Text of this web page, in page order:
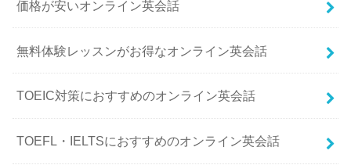
価格が安いオンライン英会話
無料体験レッスンがお得なオンライン英会話
TOEIC対策におすすめのオンライン英会話
TOEFL・IELTSにおすすめのオンライン英会話